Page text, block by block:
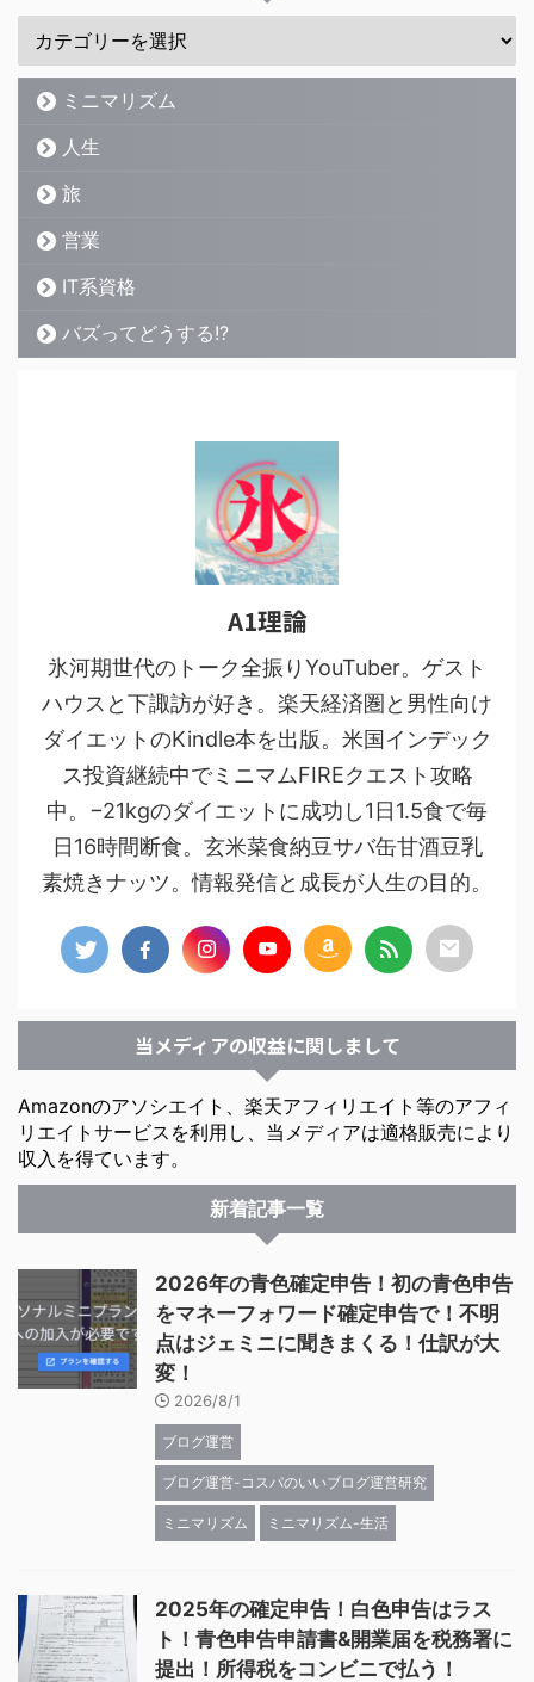
ミニマリズム
人生
旅
営業
IT系資格
バズってどうする!?
A1理論
氷河期世代のトーク全振りYouTuber。ゲスト
ハウスと下諏訪が好き。楽天経済圏と男性向け
ダイエットのKindle本を出版。米国インデック
ス投資継続中でミニマムFIREクエスト攻略
中。−21kgのダイエットに成功し1日1.5食で毎
日16時間断食。玄米菜食納豆サバ缶甘酒豆乳
素焼きナッツ。情報発信と成長が人生の目的。
当メディアの収益に関しまして
Amazonのアソシエイト、楽天アフィリエイト等のアフィ
リエイトサービスを利用し、当メディアは適格販売により
収入を得ています。
新着記事一覧
2026年の青色確定申告！初の青色申告
をマネーフォワード確定申告で！不明
点はジェミニに聞きまくる！仕訳が大
変！
2026/8/1
ブログ運営
ブログ運営-コスパのいいブログ運営研究
ミニマリズム ミニマリズム-生活
2025年の確定申告！白色申告はラス
ト！青色申告申請書&開業届を税務署に
提出！所得税をコンビニで払う！